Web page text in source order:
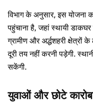
विभाग के अनुसार, इस योजना
पहुंचाना है, जहां स्थायी
ग्रामीण और अर्द्धशहरी
दूरी तय नहीं करनी पड़ेगी.
सकेंगी.
युवाओं और छोटे